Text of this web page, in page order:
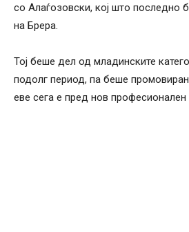
со Алаѓозовски, кој што последно
на Брера.
Тој беше дел од младинските
подолг период, па беше
еве сега е пред нов професионален